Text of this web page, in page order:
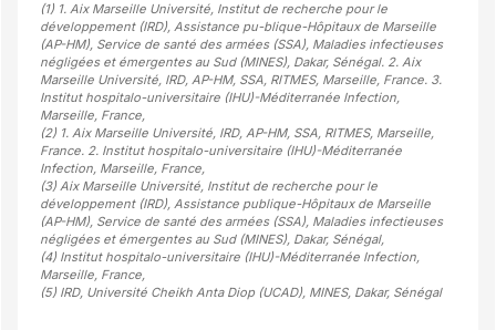
(1) 1. Aix Marseille Université, Institut de recherche pour le
développement (IRD), Assistance pu-blique-Hôpitaux de Marseille
(AP-HM), Service de santé des armées (SSA), Maladies infectieuses
négligées et émergentes au Sud (MINES), Dakar, Sénégal. 2. Aix
Marseille Université, IRD, AP-HM, SSA, RITMES, Marseille, France. 3.
Institut hospitalo-universitaire (IHU)-Méditerranée Infection,
Marseille, France,
(2) 1. Aix Marseille Université, IRD, AP-HM, SSA, RITMES, Marseille,
France. 2. Institut hospitalo-universitaire (IHU)-Méditerranée
Infection, Marseille, France,
(3) Aix Marseille Université, Institut de recherche pour le
développement (IRD), Assistance publique-Hôpitaux de Marseille
(AP-HM), Service de santé des armées (SSA), Maladies infectieuses
négligées et émergentes au Sud (MINES), Dakar, Sénégal,
(4) Institut hospitalo-universitaire (IHU)-Méditerranée Infection,
Marseille, France,
(5) IRD, Université Cheikh Anta Diop (UCAD), MINES, Dakar, Sénégal